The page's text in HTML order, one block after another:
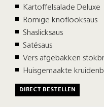
Kartoffelsalade Deluxe
Romige knoflooksaus
Shaslicksaus
Satésaus
Vers afgebakken
Huisgemaakte
DIRECT BESTELLEN